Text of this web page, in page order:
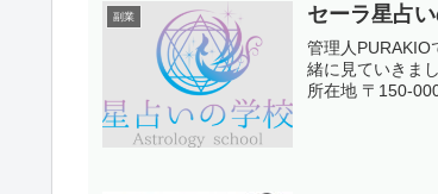
副業 セーラ星占
管理人
緒に見ていきま
所在地 〒150-